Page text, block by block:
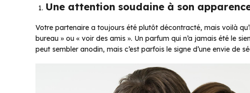
Une attention soudaine à son
Votre partenaire a toujours été plutôt décontracté, mais voilà
bureau » ou « voir des amis ». Un parfum qui n’a jamais été le
peut sembler anodin, mais c’est parfois le signe d’une envie de